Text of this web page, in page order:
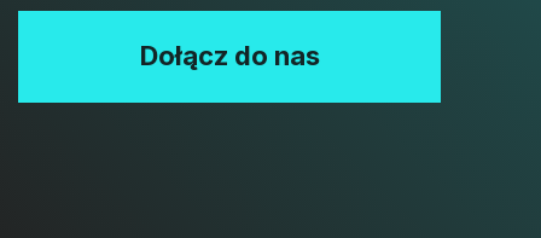
Dołącz do nas